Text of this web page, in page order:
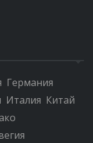
Германия
Италия Китай